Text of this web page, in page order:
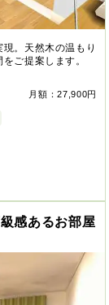
。天然木の温もり
ご提案します。
月額：27,900円
感あるお部屋